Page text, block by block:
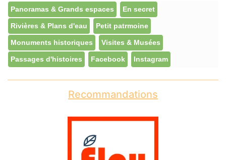
Panoramas & Grands espaces En secret
Rivières & Plans d'eau Petit patrmoine
Monuments historiques Visites & Musées
Passages d'histoires Facebook Instagram
Recommandations